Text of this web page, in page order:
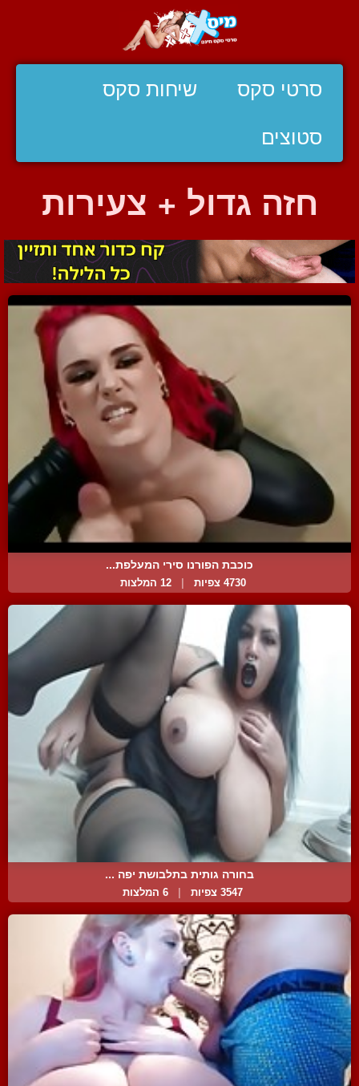
סרטי סקס שיחות סקס
סטוצים
חזה גדול + צעירות
כוכבת הפורנו סירי המעלפת...
4730 צפיות 12 המלצות
בחורה גותית בתלבושת יפה ...
3547 צפיות | 6 המלצות